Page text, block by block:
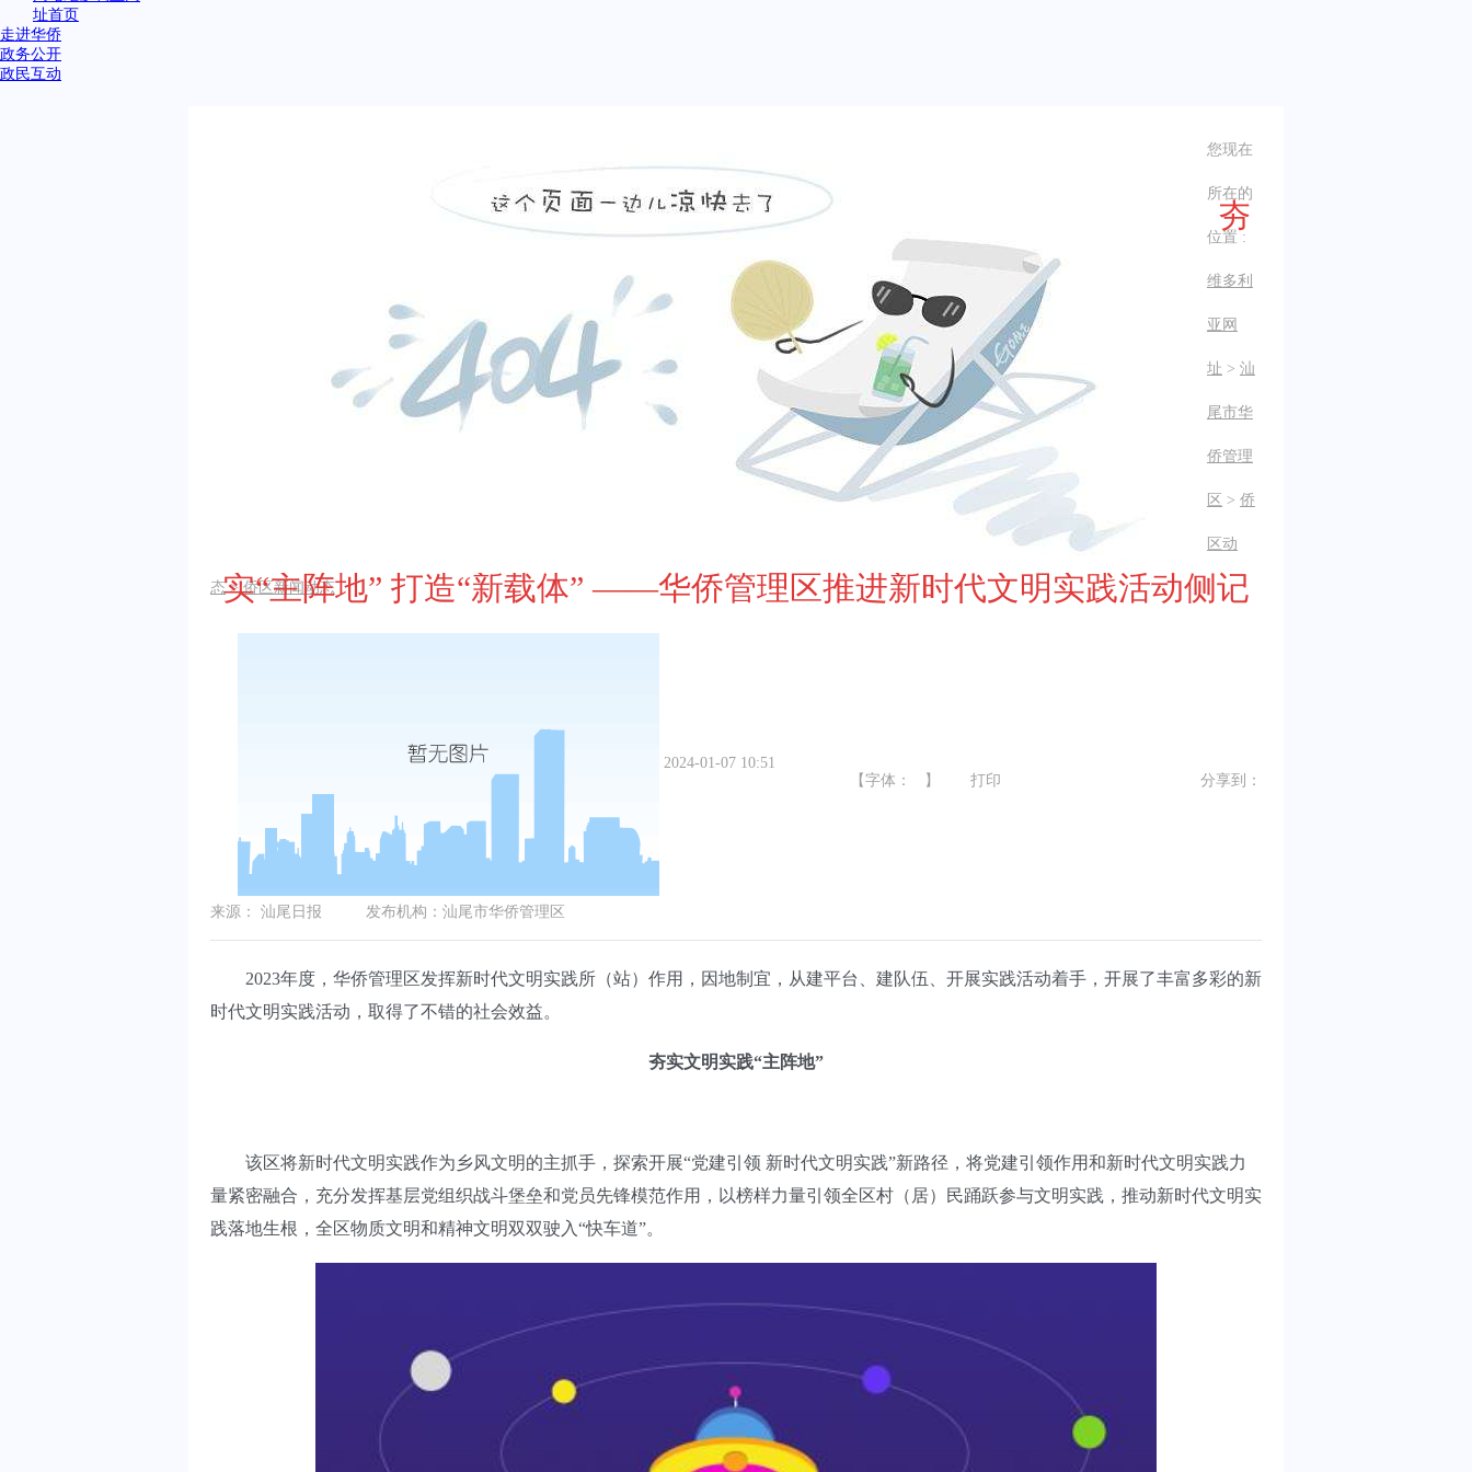
址首页
走进华侨
政务公开
政民互动
您现在
所在的
位置 :
维多利
亚网
址 > 汕
尾市华
侨管理
区 > 侨
区动
态>侨区新闻动态
夯
实“主阵地” 打造“新载体” ——华侨管理区推进新时代文明实践活动侧记
2024-01-07 10:51
来源： 汕尾日报 发布机构： 汕尾市华侨管理区
【字体： 】 打印 分享到：
2023年度，华侨管理区发挥新时代文明实践所（站）作用，因地制宜，从建平台、建队伍、开展实践活动着手，开展了丰富多彩的新
时代文明实践活动，取得了不错的社会效益。
夯实文明实践“主阵地”
该区将新时代文明实践作为乡风文明的主抓手，探索开展“党建引领 新时代文明实践”新路径，将党建引领作用和新时代文明实践力
量紧密融合，充分发挥基层党组织战斗堡垒和党员先锋模范作用，以榜样力量引领全区村（居）民踊跃参与文明实践，推动新时代文明实
践落地生根，全区物质文明和精神文明双双驶入“快车道”。